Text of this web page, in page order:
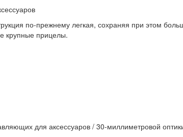
по-прежнему легкая, сохраняя при этом
крупные прицелы.
для аксессуаров / 30-миллиметровой